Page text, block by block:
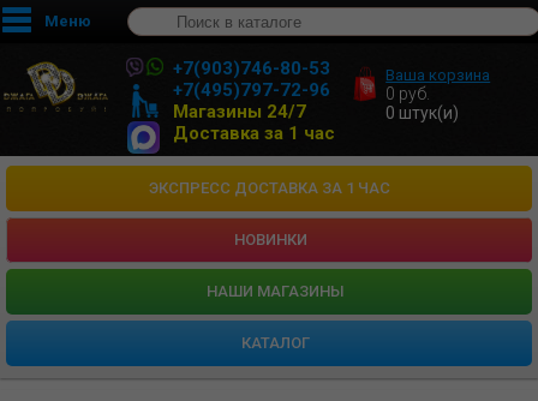
Меню
+7(903)746-80-53
+7(495)797-72-96
Магазины 24/7
Доставка за 1 час
Ваша корзина
0 руб.
0 штук(и)
ЭКСПРЕСС ДОСТАВКА ЗА 1 ЧАС
НОВИНКИ
HАШИ МАГАЗИНЫ
КАТАЛОГ